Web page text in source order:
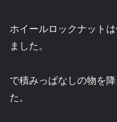
ホイールロックナット
ました。
で積みっぱなしの物を
た。